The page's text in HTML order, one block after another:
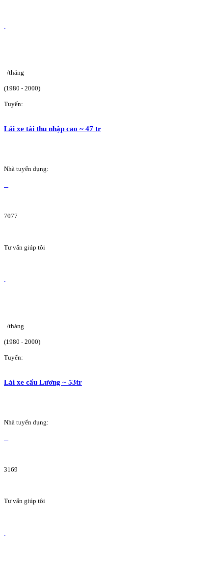
/tháng
(1980 - 2000)
Tuyển:
Lái xe tải thu nhập cao ~ 47 tr
Nhà tuyển dụng:
7077
Tư vấn giúp tôi
/tháng
(1980 - 2000)
Tuyển:
Lái xe cẩu Lương ~ 53tr
Nhà tuyển dụng:
3169
Tư vấn giúp tôi